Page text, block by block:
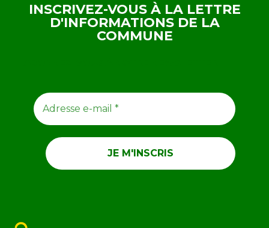
INSCRIVEZ-VOUS À LA LETTRE
D'INFORMATIONS DE LA
COMMUNE